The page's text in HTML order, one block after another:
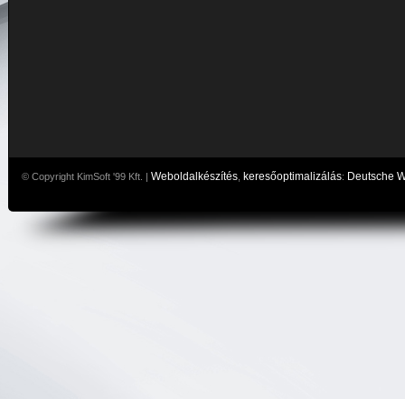
© Copyright KimSoft '99 Kft. | Weboldalkészítés keresőoptimalizálás: Deutsche